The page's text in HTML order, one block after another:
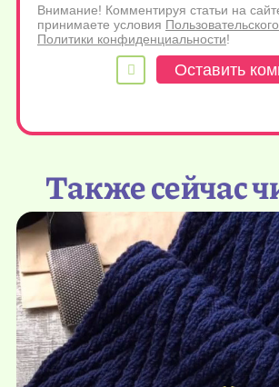
Внимание! Комментируя статьи на
принимаете условия
Политики конфиденциальности!
Также сейчас